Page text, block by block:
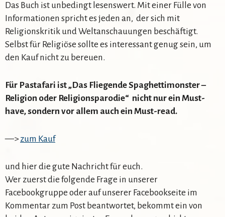
Das Buch ist unbedingt lesenswert. Mit einer Fülle von
Informationen spricht es jeden an, der sich mit
Religionskritik und Weltanschauungen beschäftigt.
Selbst für Religiöse sollte es interessant genug sein, um
den Kauf nicht zu bereuen.
Für Pastafari ist „Das Fliegende Spaghettimonster –
Religion oder Religionsparodie“ nicht nur ein Must-
have, sondern vor allem auch ein Must-read.
—> zum Kauf
und hier die gute Nachricht für euch.
Wer zuerst die folgende Frage in unserer
Facebookgruppe oder auf unserer Facebookseite im
Kommentar zum Post beantwortet, bekommt ein von